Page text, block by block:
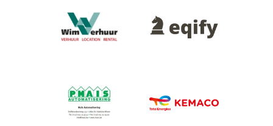
Afbeelding Afbeelding
Afbeelding
Afbeelding